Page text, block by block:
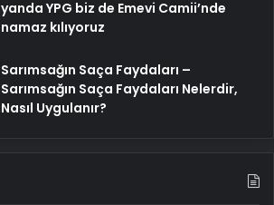
yanda YPG biz de Emevi Camii’nde
namaz kılıyoruz
Sarımsağın Saça Faydaları –
Sarımsağın Saça Faydaları Nelerdir,
Nasıl Uygulanır?